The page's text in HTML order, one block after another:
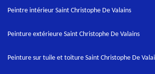
Peintre intérieur Saint Christophe De Valains
Peinture extérieure Saint Christophe De Valains
Peinture sur tuile et toiture Saint Christophe De